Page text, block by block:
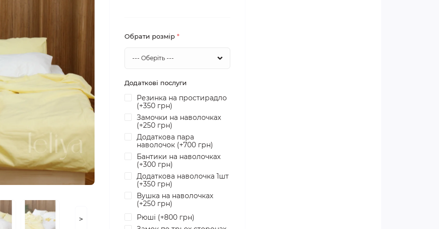
>
Обрати розмір *
Додаткові послуги
Резинка на простирадло
(+350 грн)
Замочки на наволочках
(+250 грн)
Додаткова пара
наволочок (+700 грн)
Бантики на наволочках
(+300 грн)
Додаткова наволочка 1шт
(+350 грн)
Вушка на наволочках
(+250 грн)
Рюші (+800 грн)